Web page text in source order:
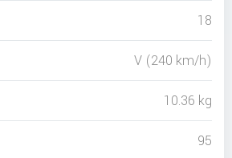
18
V (240 km/h)
10.36 kg
95